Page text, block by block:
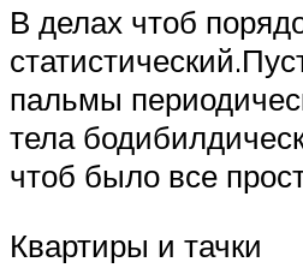
В делах чтоб
пальмы
тела
чтоб было все
Квартиры и тачки